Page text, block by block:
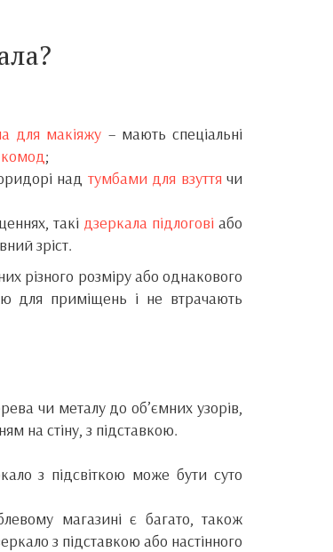
для макіяжу – мають спеціальні
комод;
над тумбами для взуття чи
такі дзеркала підлогові або
зріст.
різного розміру або однакового
для приміщень і не втрачають
чи металу до об’ємних узорів,
на стіну, з підставкою.
з підсвіткою може бути суто
магазині є багато, також
з підставкою або настінного